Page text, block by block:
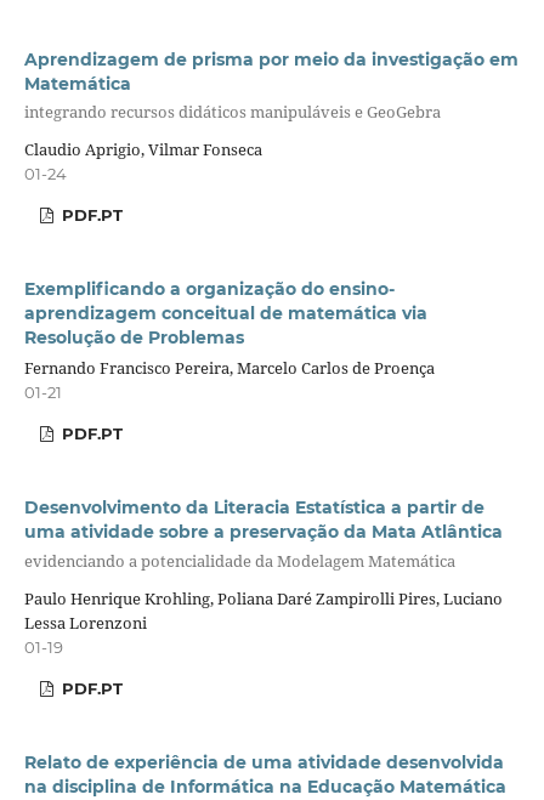
Aprendizagem de prisma por meio da investigação em
Matemática
integrando recursos didáticos manipuláveis e GeoGebra
Claudio Aprigio, Vilmar Fonseca
01-24
PDF.PT
Exemplificando a organização do ensino-
aprendizagem conceitual de matemática via
Resolução de Problemas
Fernando Francisco Pereira, Marcelo Carlos de Proença
01-21
PDF.PT
Desenvolvimento da Literacia Estatística a partir de
uma atividade sobre a preservação da Mata Atlântica
evidenciando a potencialidade da Modelagem Matemática
Paulo Henrique Krohling, Poliana Daré Zampirolli Pires, Luciano
Lessa Lorenzoni
01-19
PDF.PT
Relato de experiência de uma atividade desenvolvida
na disciplina de Informática na Educação Matemática